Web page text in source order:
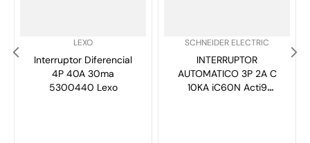
LEXO
Interruptor Diferencial
4P 40A 30ma
5300440 Lexo
SCHNEIDER ELECTRIC
INTERRUPTOR
AUTOMATICO 3P 2A C
10KA iC60N Acti9